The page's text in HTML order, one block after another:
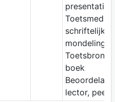
presentatie
schriftelijk
mondeling
Toetsbron:
boek
Beoordelaar:
lector,